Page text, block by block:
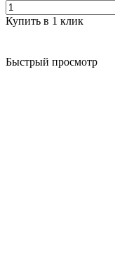
Купить в 1 клик
Быстрый просмотр